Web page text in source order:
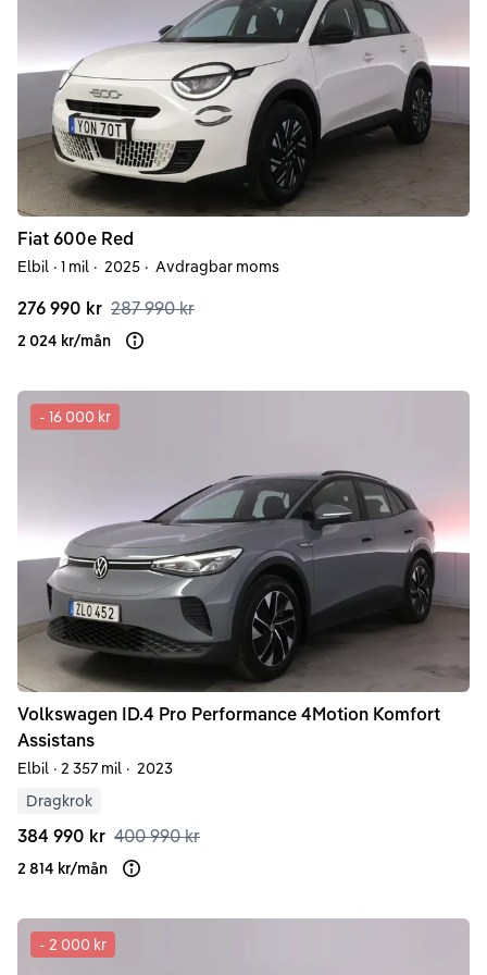
Fiat 600e Red
Elbil · 1 mil · 2025 · Avdragbar moms
276 990 kr 287 990 kr
2 024 kr/mån Läs mer om finansiering
- 16 000 kr
Volkswagen ID.4 Pro Performance 4Motion Komfort
Assistans
Elbil · 2 357 mil · 2023
Dragkrok
384 990 kr 400 990 kr
2 814 kr/mån Läs mer om finansiering
- 2 000 kr